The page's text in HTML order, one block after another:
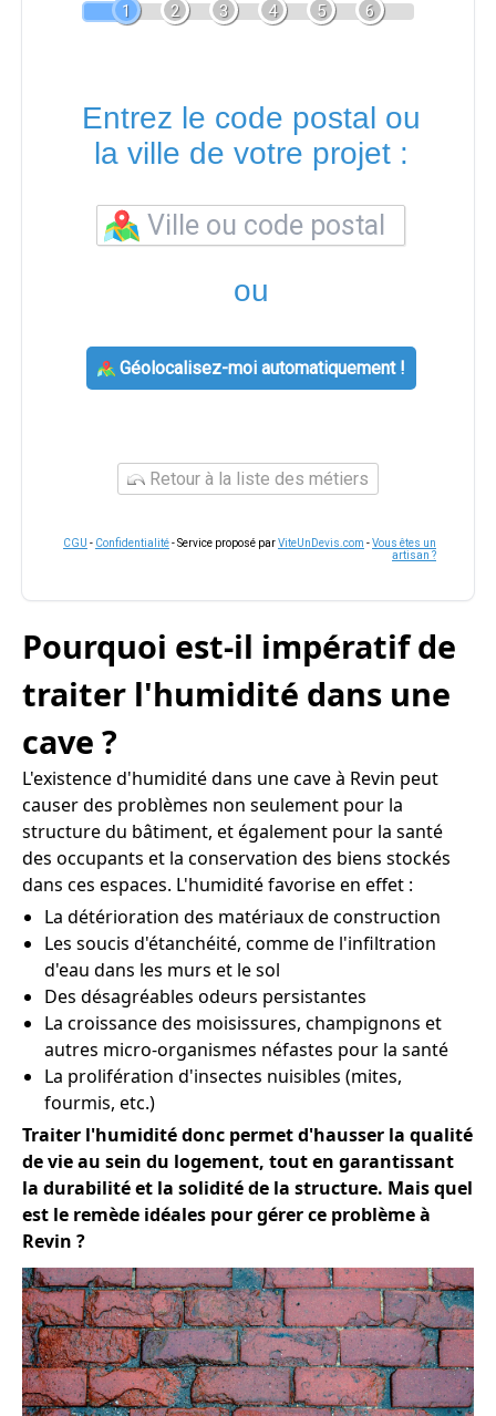
1 2 3 4 5 6
Entrez le code postal ou
la ville de votre projet :
ou
Géolocalisez-moi automatiquement !
Retour à la liste des métiers
CGU - Confidentialité- Service proposé parViteUnDevis.com -Vous êtes un
artisan ?
Pourquoi est-il impératif de
traiter l'humidité dans une
cave ?
L'existence d'humidité dans une cave à Revin peut
causer des problèmes non seulement pour la
structure du bâtiment, et également pour la santé
des occupants et la conservation des biens stockés
dans ces espaces. L'humidité favorise en effet :
La détérioration des matériaux de construction
Les soucis d'étanchéité, comme de l'infiltration
d'eau dans les murs et le sol
Des désagréables odeurs persistantes
La croissance des moisissures, champignons et
autres micro-organismes néfastes pour la santé
La prolifération d'insectes nuisibles (mites,
fourmis, etc.)
Traiter l'humidité donc permet d'hausser la qualité
de vie au sein du logement, tout en garantissant
la durabilité et la solidité de la structure. Mais quel
est le remède idéales pour gérer ce problème à
Revin ?